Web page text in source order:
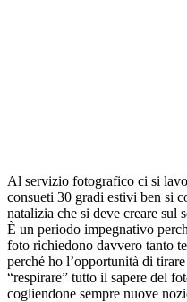
Al servizio fotografico ci si
consueti 30 gradi estivi ben si
natalizia che si deve creare sul
È un periodo impegnativo
foto richiedono davvero tanto
perché ho l’opportunità di
“respirare” tutto il sapere del
cogliendone sempre nuove